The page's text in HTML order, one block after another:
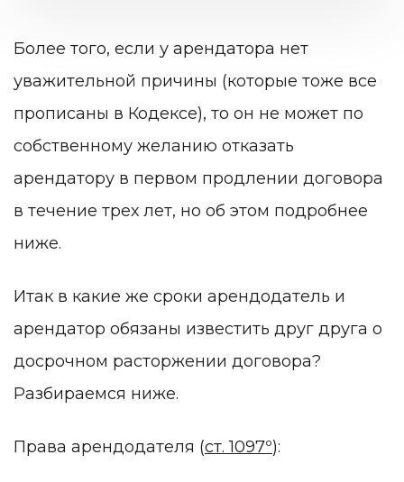
Более того, если у арендатора нет
уважительной причины (которые тоже все
прописаны в Кодексе), то он не может по
собственному желанию отказать
арендатору в первом продлении договора
в течение трех лет, но об этом подробнее
ниже.
Итак в какие же сроки арендодатель и
арендатор обязаны известить друг друга о
досрочном расторжении договора?
Разбираемся ниже.
Права арендодателя (ст. 1097º):